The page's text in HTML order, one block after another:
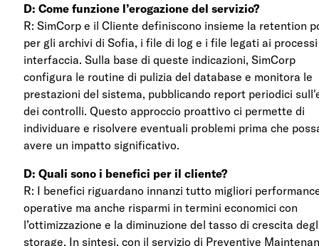
D: Come funzione l’erogazione del servizio?
R: SimCorp e il Cliente definiscono insieme la retention
per gli archivi di Sofia, i file di log e i file legati ai
interfaccia. Sulla base di queste indicazioni, SimCorp
configura le routine di pulizia del database e monitora le
prestazioni del sistema, pubblicando report periodici
dei controlli. Questo approccio proattivo ci permette di
individuare e risolvere eventuali problemi prima che
avere un impatto significativo.
D: Quali sono i benefici per il cliente?
R: I benefici riguardano innanzi tutto migliori
operative ma anche risparmi in termini economici con
l’ottimizzazione e la diminuzione del tasso di crescita
storage. In sintesi, con il servizio di Preventive